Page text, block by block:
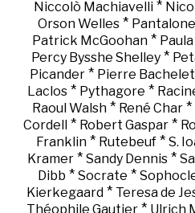
Niccolò Machiavelli *
Orson Welles* Pantalone
Patrick McGoohan *
Percy Bysshe Shelley *
Picander * Pierre Bachelet
Laclos* Pythagore *
Raoul Walsh* René Char*
Cordell * Robert Gaspar*
Franklin* Rutebeuf* S.
Kramer * Sandy Dennis *
Dibb * Socrate *
Kierkegaard* Teresa de
Théophile Gautier * Ulrich